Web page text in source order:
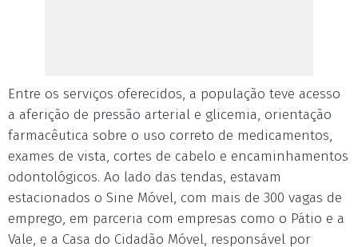
Entre os serviços oferecidos, a população teve acesso
a aferição de pressão arterial e glicemia, orientação
farmacêutica sobre o uso correto de medicamentos,
exames de vista, cortes de cabelo e encaminhamentos
odontológicos. Ao lado das tendas, estavam
estacionados o Sine Móvel, com mais de 300 vagas de
emprego, em parceria com empresas como o Pátio e a
Vale, e a Casa do Cidadão Móvel, responsável por